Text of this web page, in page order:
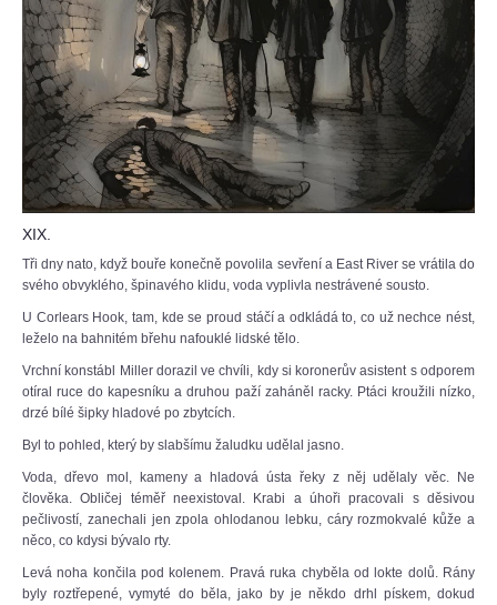
XIX.
Tři dny nato, když bouře konečně povolila sevření a East River se vrátila do
svého obvyklého, špinavého klidu, voda vyplivla nestrávené sousto.
U Corlears Hook, tam, kde se proud stáčí a odkládá to, co už nechce nést,
leželo na bahnitém břehu nafouklé lidské tělo.
Vrchní konstábl Miller dorazil ve chvíli, kdy si koronerův asistent s odporem
otíral ruce do kapesníku a druhou paží zaháněl racky. Ptáci kroužili nízko,
drzé bílé šipky hladové po zbytcích.
Byl to pohled, který by slabšímu žaludku udělal jasno.
Voda, dřevo mol, kameny a hladová ústa řeky z něj udělaly věc. Ne
člověka. Obličej téměř neexistoval. Krabi a úhoři pracovali s děsivou
pečlivostí, zanechali jen zpola ohlodanou lebku, cáry rozmokvalé kůže a
něco, co kdysi bývalo rty.
Levá noha končila pod kolenem. Pravá ruka chyběla od lokte dolů. Rány
byly roztřepené, vymyté do běla, jako by je někdo drhl pískem, dokud